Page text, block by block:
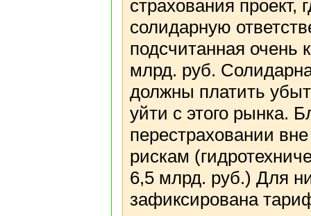
страхования проект,
солидарную
подсчитанная очень
млрд. руб.
должны платить
уйти с этого рынка.
перестраховании
рискам
6,5 млрд. руб.) Для
зафиксирована